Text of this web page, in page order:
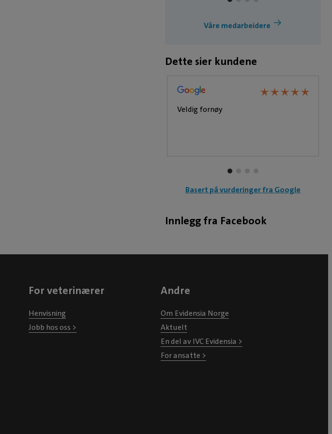
Våre medarbeidere
Dette sier kundene
★★★★★
★★★★★
Veldig fornøy
Basert på vurderinger fra Google
Innlegg fra Facebook
For veterinærer
Henvisning
Jobb hos oss >
Andre
Om Evidensia Norge
Aktuelt
En del av IVC Evidensia >
For ansatte >